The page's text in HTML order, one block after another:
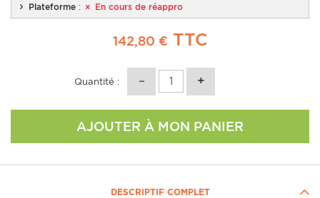
Plateforme : En cours de réappro
142,80 € TTC
Quantité :
AJOUTER À MON PANIER
DESCRIPTIF COMPLET